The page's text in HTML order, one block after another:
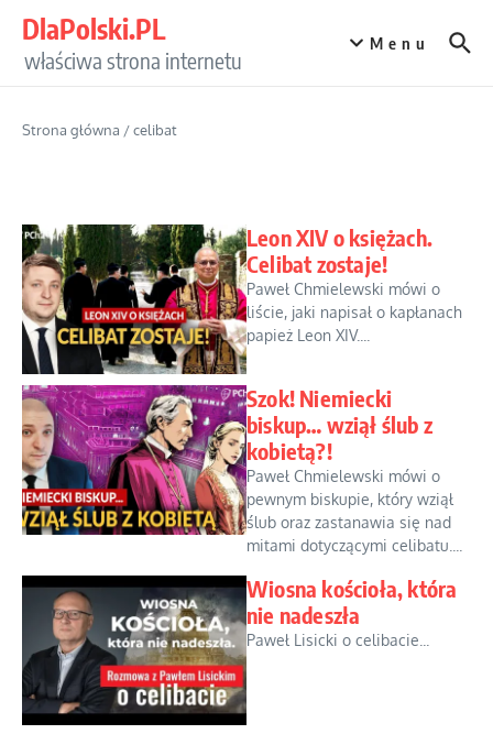
DlaPolski.PL
właściwa strona internetu
Menu
Strona główna /celibat
Leon XIV o księżach.
Celibat zostaje!
Paweł Chmielewski mówi o
liście, jaki napisał o kapłanach
papież Leon XIV....
Szok! Niemiecki
biskup… wziął ślub z
kobietą?!
Paweł Chmielewski mówi o
pewnym biskupie, który wziął
ślub oraz zastanawia się nad
mitami dotyczącymi celibatu....
Wiosna kościoła, która
nie nadeszła
Paweł Lisicki o celibacie...